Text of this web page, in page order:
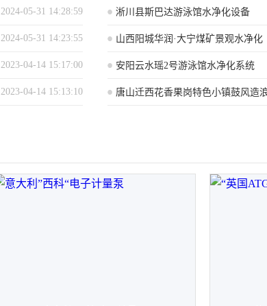
2024-05-31 14:28:59 淅川县斯巴达游泳馆水净化设备
2024-05-31 14:23:55 山西阳城华润·大宁煤矿景观水净化
2023-04-14 15:17:00 安阳云水瑶2号游泳馆水净化系统
2023-04-14 15:13:10 唐山迁西花香果岗特色小镇鼓风造